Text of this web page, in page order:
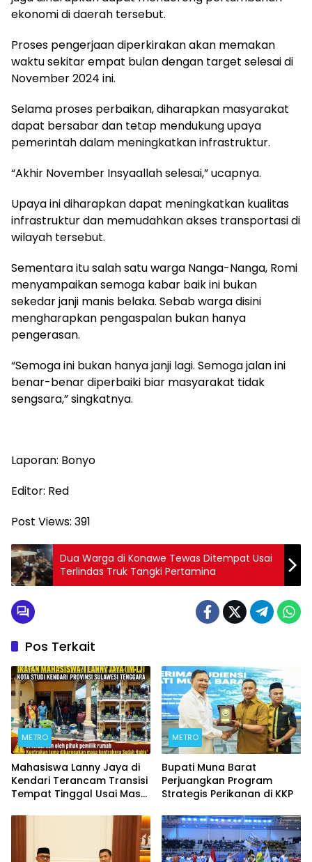
ekonomi di daerah tersebut.
Proses pengerjaan diperkirakan akan memakan
waktu sekitar empat bulan dengan target selesai di
November 2024 ini.
Selama proses perbaikan, diharapkan masyarakat
dapat bersabar dan tetap mendukung upaya
pemerintah dalam meningkatkan infrastruktur.
“Akhir November Insyaallah selesai,” ucapnya.
Upaya ini diharapkan dapat meningkatkan kualitas
infrastruktur dan memudahkan akses transportasi di
wilayah tersebut.
Sementara itu salah satu warga Nanga-Nanga, Romi
menyampaikan semoga kabar baik ini bukan
sekedar janji manis belaka. Sebab warga disini
mengharapkan pengaspalan bukan hanya
pengerasan.
“Semoga ini bukan hanya janji lagi. Semoga jalan ini
benar-benar diperbaiki biar masyarakat tidak
sengsara,” singkatnya.
Laporan: Bonyo
Editor: Red
Post Views: 391
Dua Warga di Konawe Tewas Ditempat Usai
Terlindas Truk Tangki Pertamina
Pos Terkait
METRO
Mahasiswa Lanny Jaya di
Kendari Terancam Transisi
Tempat Tinggal Usai Masa
METRO
Bupati Muna Barat
Perjuangkan Program
Strategis Perikanan di KKP